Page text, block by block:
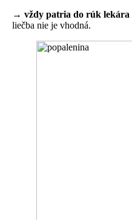
→ vždy patria do rúk
liečba nie je vhodná.